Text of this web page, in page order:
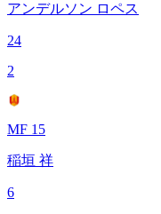
アンデルソン ロペス
24
2
MF 15
稲垣 祥
6